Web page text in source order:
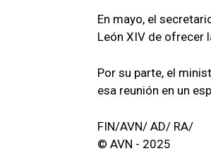
En mayo, el
León XIV de ofrecer
Por su parte, el
esa reunión en un
FIN/AVN/ AD/ RA/
© AVN - 2025